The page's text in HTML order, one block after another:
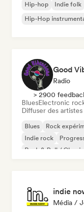
Hip-hop Indie folk
Hip-Hop
Good
Radio
> 2900
BluesElectronic
Diffuser des
Blues Rock
Indie rock
Rock & Roll / Classic
indie
Média /